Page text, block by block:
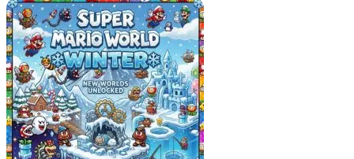
이런 게임 더 찾아보기
슈퍼 마리오 랜드 2 DX를 즐기고 있다면
과마리오와 루이지 코인 퀘스트도 시도해 보세요. 이러한 게
임은 새로운 변형과 흥미진진한 도전 과제를 통해 유사한 플랫
폼 게임플레이를 제공합니다.